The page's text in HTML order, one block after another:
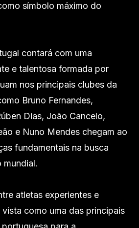
símbolo máximo do
contará com uma
e talentosa formada por
nos principais clubes da
Bruno Fernandes,
Dias, João Cancelo,
e Nuno Mendes chegam ao
fundamentais na busca
mundial.
atletas experientes e
como uma das principais